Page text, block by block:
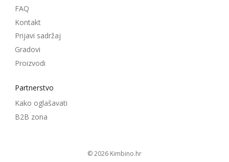
FAQ
Kontakt
Prijavi sadržaj
Gradovi
Proizvodi
Partnerstvo
Kako oglašavati
B2B zona
© 2026 kimbino.hr